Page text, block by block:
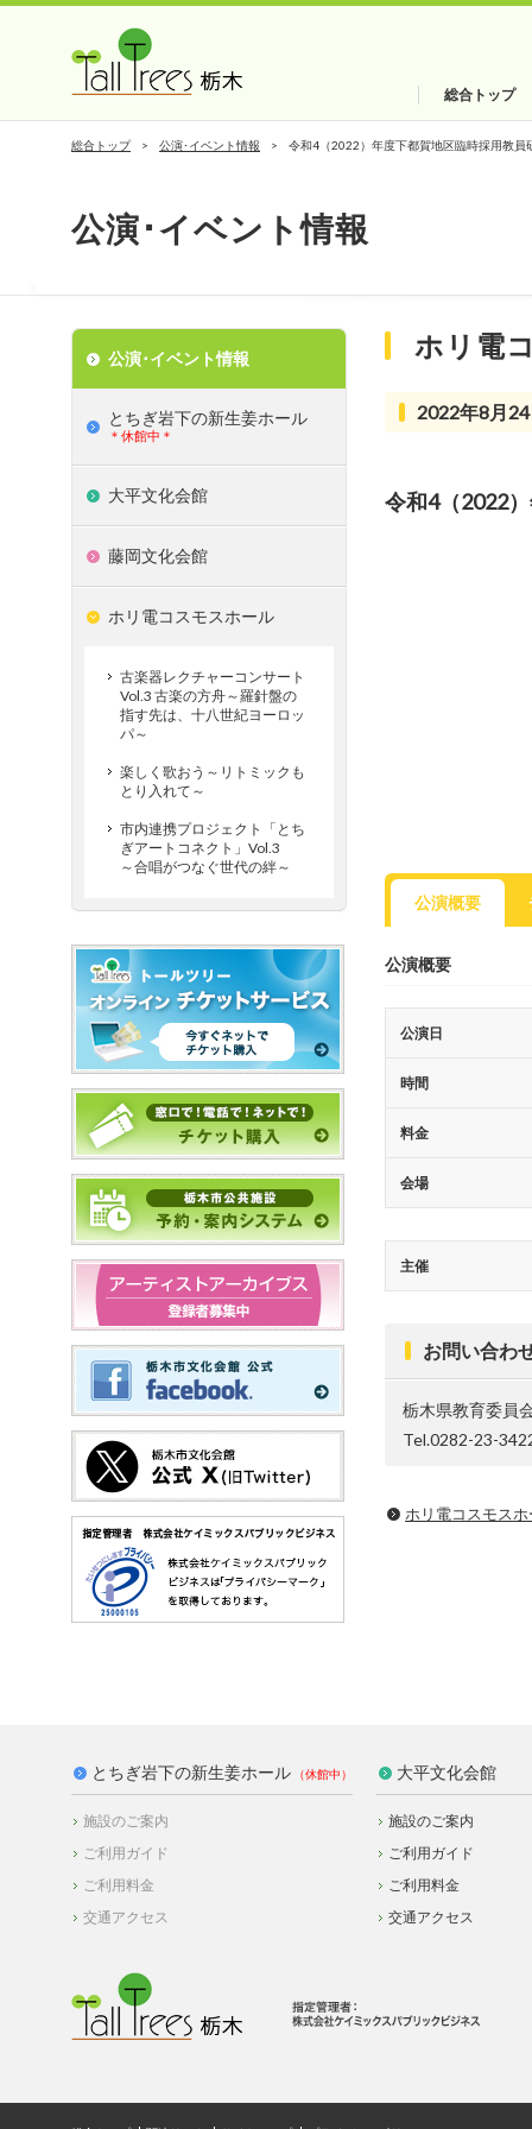
総合トップ
総合トップ 公演･イベント情報 令和4（2022）年度下都賀地区臨時採用教員
公演･イベント情報
ホリ電
2022年8月
令和4（2022
公演概要
公演概要
公演日
時間
料金
会場
主催
お問い合わ
栃木県教育委員
Tel.0282-23-
ホリ電コスモス
公演･イベント情報
とちぎ岩下の新⽣姜ホール
＊休館中＊
大平文化会館
藤岡文化会館
ホリ電コスモスホール
古楽器レクチャーコンサート
Vol.3 古楽の方舟～羅針盤の
指す先は、十八世紀ヨーロッ
パ～
楽しく歌おう～リトミックも
とり入れて～
市内連携プロジェクト「とち
ぎアートコネクト」Vol.3
～合唱がつなぐ世代の絆～
とちぎ岩下の新生姜ホール
施設のご案内
ご利用ガイド
ご利用料金
交通アクセス
大平文化会館
施設のご案内
ご利用ガイド
ご利用料金
交通アクセス